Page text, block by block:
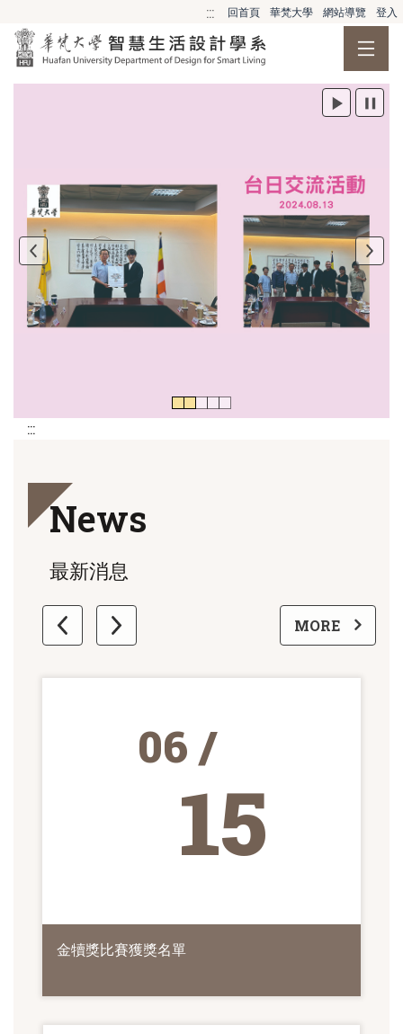
::: 回首頁 華梵大學 網站導覽 登入
Previous
:::
News
最新消息
06 /
15
金犢獎比賽獲獎名單
MORE 更多